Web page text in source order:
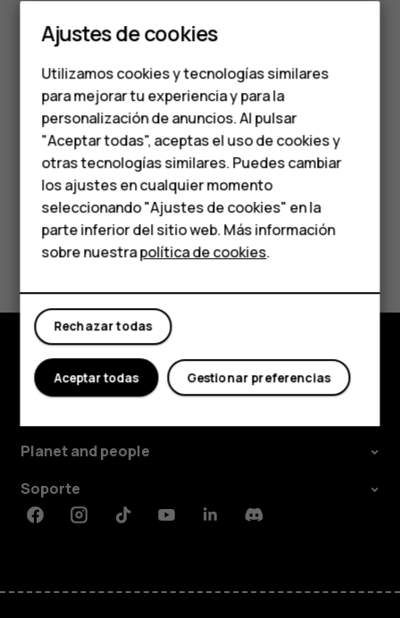
Smartphones
Teléfonos de gama
media
Teléfonos para
personas mayores
HMD Terra M
Comprar
Mi cuenta
dispositivo médico implantado.
Si tiene preguntas sobre el uso del dispositivo inalámbrico
con un dispositivo médico implantado, consulte al
proveedor de atención de salud.
¿Te ha parecido útil?
Sí No
Comprar
Planet and people
Soporte
FacebookInstagramTiktokYoutubeLinkedinDiscord
Ajustes de cookies
Utilizamos cookies y tecnologías similares
para mejorar tu experiencia y para la
personalización de anuncios. Al pulsar
"Aceptar todas", aceptas el uso de cookies y
otras tecnologías similares. Puedes cambiar
los ajustes en cualquier momento
seleccionando "Ajustes de cookies" en la
parte inferior del sitio web. Más información
sobre nuestrapolítica de cookies.
Rechazar todas
Gestionar preferencias
Aceptar todas